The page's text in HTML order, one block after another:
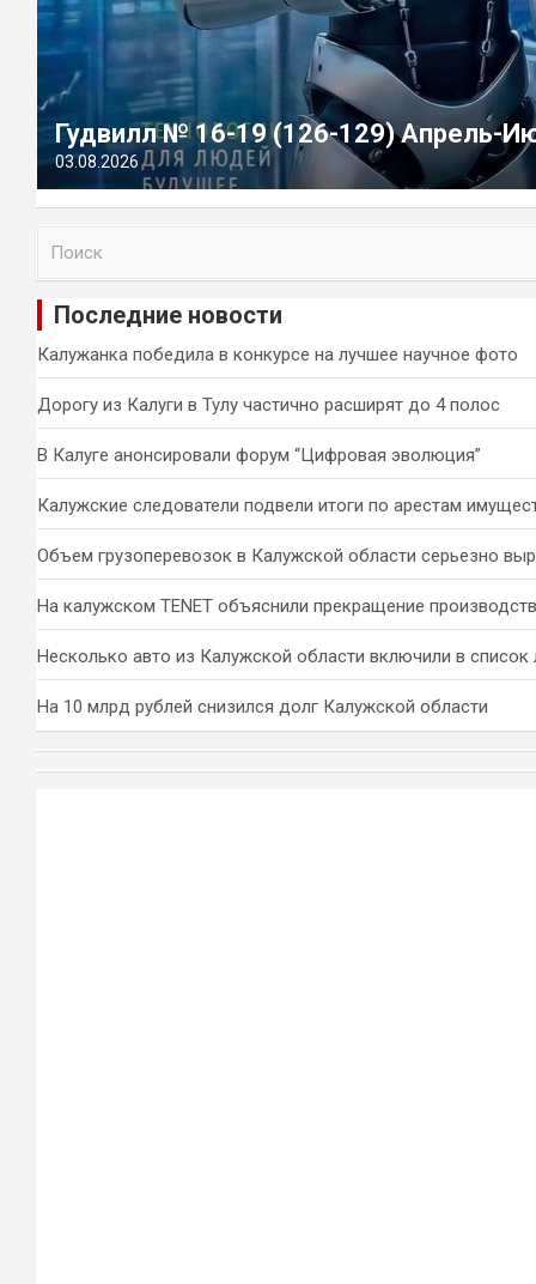
Гудвилл № 16-19 (126-129) Апрель-
03.08.2026
и
Последние новости
Калужанка победила в конкурсе на лучшее научное фото
Дорогу из Калуги в Тулу частично расширят до 4 полос
В Калуге анонсировали форум “Цифровая эволюция”
Калужские следователи подвели итоги по арестам
Объем грузоперевозок в Калужской области серьезно
На калужском TENET объяснили прекращение
Несколько авто из Калужской области включили в список
На 10 млрд рублей снизился долг Калужской области